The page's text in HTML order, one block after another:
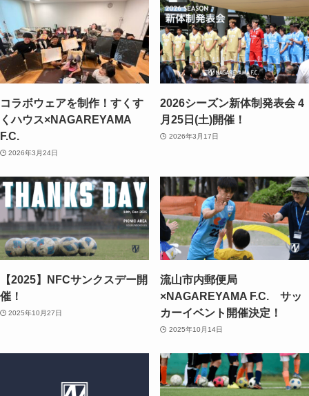
コラボウェアを制作！すくす
くハウス×NAGAREYAMA
F.C.
2026年3月24日
2026シーズン新体制発表会 4
月25日(土)開催！
2026年3月17日
【2025】NFCサンクスデー開
催！
2025年10月27日
流山市内郵便局
×NAGAREYAMA F.C. サッ
カーイベント開催決定！
2025年10月14日